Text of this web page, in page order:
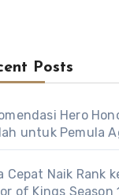
Posts
Hero
untuk Pemula
Cepat Naik Rank
of Kings Season